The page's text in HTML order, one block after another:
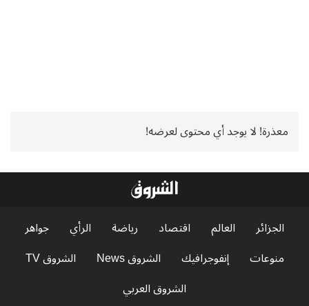
معذرة! لا يوجد أي محتوى لعرضه!
الجزائر العالم اقتصاد رياضة الرأي
جواهر
منوعات
إنفوجرافيك الشروق News
الشروق TV
الشروق العربي